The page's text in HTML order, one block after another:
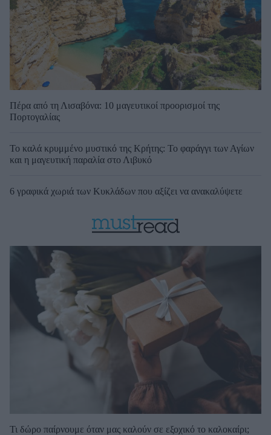
Πέρα από τη Λισαβόνα: 10 μαγευτικοί προορισμοί της
Πορτογαλίας
Το καλά κρυμμένο μυστικό της Κρήτης: Το φαράγγι των Αγίων
και η μαγευτική παραλία στο Λιβυκό
6 γραφικά χωριά των Κυκλάδων που αξίζει να ανακαλύψετε
Τι δώρο παίρνουμε όταν μας καλούν σε εξοχικό το καλοκαίρι;